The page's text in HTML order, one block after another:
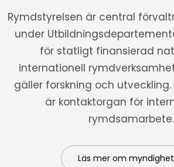
Rymdstyrelsen är central
under
för statligt finansierad
internationell
gäller forskning och
är kontaktorgan för
rymdsamarbete.
Läs mer om